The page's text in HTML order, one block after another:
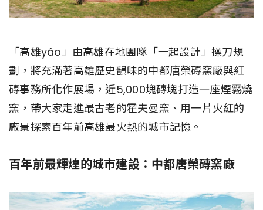
「高雄yáo」由高雄在地團隊「一起設計」操刀規
劃，將充滿著高雄歷史韻味的中都唐榮磚窯廠與紅
磚事務所化作展場，近5,000塊磚塊打造一座煙霧燒
窯，帶大家走進最古老的霍夫曼窯、用一片火紅的
廠景探索百年前高雄最火熱的城市記憶。
百年前最輝煌的城市建設：中都唐榮磚窯廠